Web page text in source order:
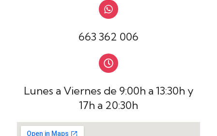
663 362 006
Lunes a Viernes de 9:00h a 13:30h y
17h a 20:30h